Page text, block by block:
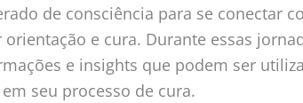
de consciência para se conectar
e cura. Durante essas
e insights que podem ser
seu processo de cura.